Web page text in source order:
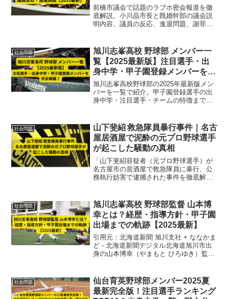
【2025最新】
前橋市議会で話題のラブホ密会報道を徹
底解説。小川晶市長と既婚幹部の議会説
明内容、議員の反応、進退問題、謝罪や
社会問題
旭川志峯高校 野球部 メンバー一
覧【2025最新版】注目選手・出
身中学・甲子園登録メンバーを完
全網羅！
旭川志峯高校野球部の2025年最新版メン
バーを一覧で紹介。甲子園登録選手の出
身中学・注目選手・チームの特徴まで完
社会問題
山下斐紹 救急隊員暴行事件｜名古
屋居酒屋で泥酔の元プロ野球選手
が起こした騒動の真相
「山下斐紹容疑者（元プロ野球選手）が
名古屋市の居酒屋で救急隊員に暴行、公
務執行妨害で逮捕された事件を徹底解
介。」
社会問題
旭川志峯高校 野球部監督 山本博
幸とは？経歴・指導方針・甲子園
出場までの軌跡【2025最新】
引用元：北海道新聞 旭川支社 + ななかま
ど - 北海道新聞デジタル北海道旭川市出
身の山本博幸（やまもと ひろゆき）監督
勝を経て、3年ぶりの甲子園出場へと導い
た彼の...
社会問題
仙台育英野球部メンバー2025夏
最新完全版！注目選手ランキング